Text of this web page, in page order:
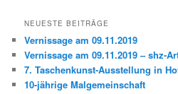
h
n
NEUESTE BEITRÄGE
Vernissage am 09.11.2019
Vernissage am 09.11.2019 – shz-
7. Taschenkunst-Ausstellung in
10-jährige Malgemeinschaft